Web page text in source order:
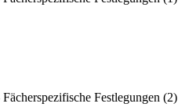
Festlegungen (2)